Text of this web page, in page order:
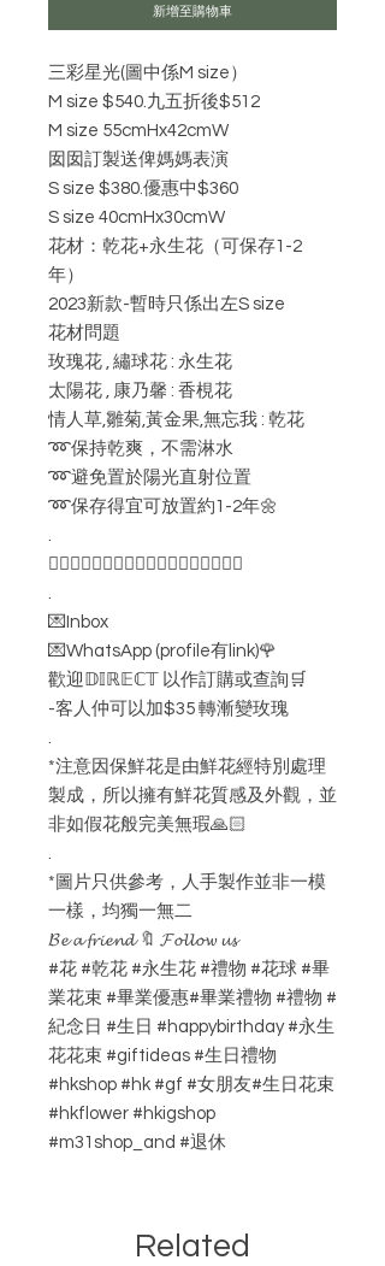
新增至購物車
三彩星光(圖中係M size）
M size $540.九五折後$512
M size 55cmHx42cmW
囡囡訂製送俾媽媽表演
S size $380.優惠中$360
S size 40cmHx30cmW
花材：乾花+永生花（可保存1-2
年）
2023新款-暫時只係出左S size
花材問題
玫瑰花 , 繡球花 : 永生花
太陽花 , 康乃馨 : 香梘花
情人草,雛菊,黃金果,無忘我 : 乾花
➿保持乾爽，不需淋水
➿避免置於陽光直射位置
➿保存得宜可放置約1-2年🌼
.
👇🏻👇🏻👇🏻👇🏻👇🏻👇🏻👇🏻👇🏻👇🏻
.
💌Inbox
💌WhatsApp (profile有link)🌹
歡迎𝔻𝕀ℝ𝔼ℂ𝕋 以作訂購或查詢🛒
-客人仲可以加$35 轉漸變玫瑰
.
*注意因保鮮花是由鮮花經特別處理
製成，所以擁有鮮花質感及外觀，並
非如假花般完美無瑕🙏🏻
.
*圖片只供參考，人手製作並非一模
一樣，均獨一無二
𝓑𝓮 𝓪 𝓯𝓻𝓲𝓮𝓷𝓭 🔖 𝓕𝓸𝓵𝓵𝓸𝔀 𝓾𝓼
#花 #乾花 #永生花 #禮物 #花球 #畢
業花束 #畢業優惠#畢業禮物 #禮物 #
紀念日 #生日 #happybirthday #永生
花花束 #giftideas #生日禮物
#hkshop #hk #gf #女朋友#生日花束
#hkflower #hkigshop
#m31shop_and #退休
Related